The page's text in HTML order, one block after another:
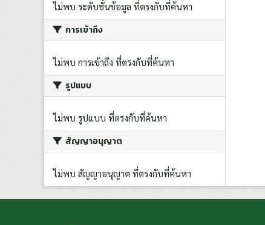
ไม่พบ ระดับชั้นข้อมูล ที่ตรงกับที่ค้นหา
การเข้าถึง
ไม่พบ การเข้าถึง ที่ตรงกับที่ค้นหา
รูปแบบ
ไม่พบ รูปแบบ ที่ตรงกับที่ค้นหา
สัญญาอนุญาต
ไม่พบ สัญญาอนุญาต ที่ตรงกับที่ค้นหา